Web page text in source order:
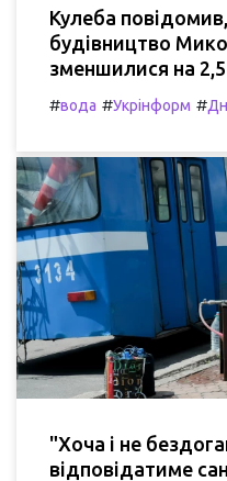
Кулеба
будівництво
зменшилися на
#вода #Укрінформ #
"Хоча і не
відповідатиме